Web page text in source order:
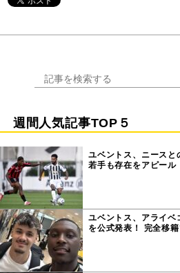
週間人気記事TOP５
ユベントス、ニース
若手も存在をアピール
ユベントス、アライベ
を公式発表！ 完全移